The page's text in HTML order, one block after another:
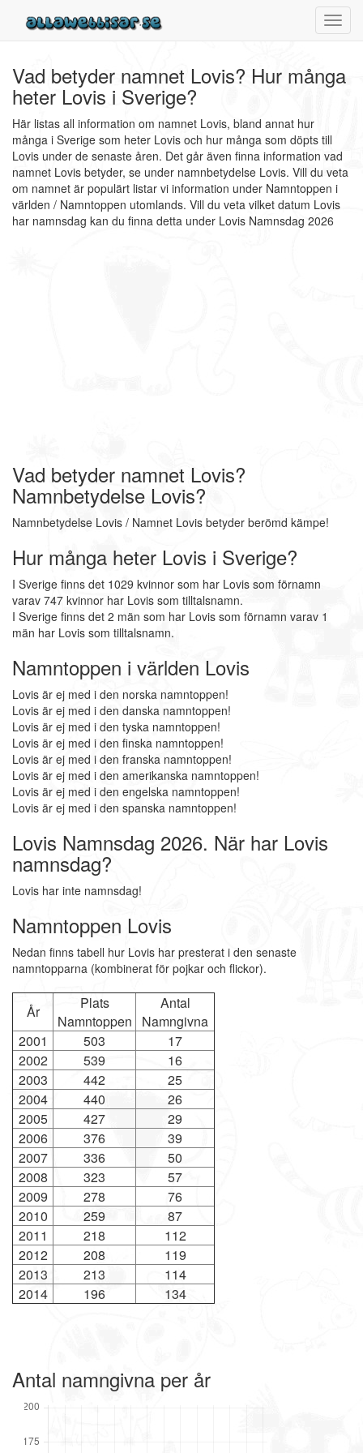
Vad betyder namnet Lovis? Hur många
heter Lovis i Sverige?
Här listas all information om namnet Lovis, bland annat hur
många i Sverige som heter Lovis och hur många som döpts till
Lovis under de senaste åren. Det går även finna information vad
namnet Lovis betyder, se under namnbetydelse Lovis. Vill du veta
om namnet är populärt listar vi information under Namntoppen i
världen / Namntoppen utomlands. Vill du veta vilket datum Lovis
har namnsdag kan du finna detta under Lovis Namnsdag 2026
Vad betyder namnet Lovis?
Namnbetydelse Lovis?
Namnbetydelse Lovis / Namnet Lovis betyder berömd kämpe!
Hur många heter Lovis i Sverige?
I Sverige finns det 1029 kvinnor som har Lovis som förnamn
varav 747 kvinnor har Lovis som tilltalsnamn.
I Sverige finns det 2 män som har Lovis som förnamn varav 1
män har Lovis som tilltalsnamn.
Namntoppen i världen Lovis
Lovis är ej med i den norska namntoppen!
Lovis är ej med i den danska namntoppen!
Lovis är ej med i den tyska namntoppen!
Lovis är ej med i den finska namntoppen!
Lovis är ej med i den franska namntoppen!
Lovis är ej med i den amerikanska namntoppen!
Lovis är ej med i den engelska namntoppen!
Lovis är ej med i den spanska namntoppen!
Lovis Namnsdag 2026. När har Lovis
namnsdag?
Lovis har inte namnsdag!
Namntoppen Lovis
Nedan finns tabell hur Lovis har presterat i den senaste
namntopparna (kombinerat för pojkar och flickor).
År
Plats
Namntoppen
Antal
Namngivna
2001
503
17
2002
539
16
2003
442
25
2004
440
26
2005
427
29
2006
376
39
2007
336
50
2008
323
57
2009
278
76
2010
259
87
2011
218
112
2012
208
119
2013
213
114
2014
196 134
Antal namngivna per år